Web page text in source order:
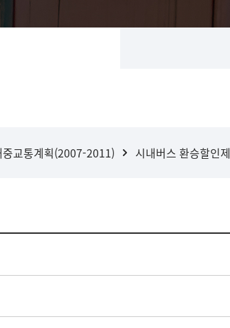
중교통계획(2007-2011) 시내버스 환승할인제